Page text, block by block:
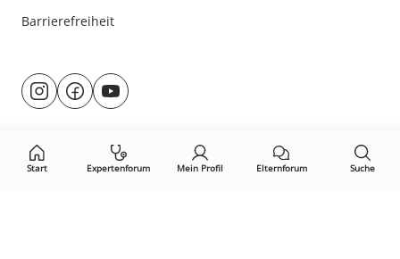
Start Expertenforum Mein Profil Elternforum Suche
Barrierefreiheit
Besuche
uns@rund.ums.baby
facebook.com/rundumsbaby.de
youtube.com/@rundumsbaby_